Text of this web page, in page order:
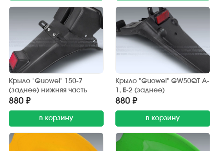
Крыло "Guowei" 150-7
(заднее) нижняя часть
880 ₽
в корзину
Крыло "Guowei" GW50QT A-
1, Е-2 (заднее)
880 ₽
в корзину